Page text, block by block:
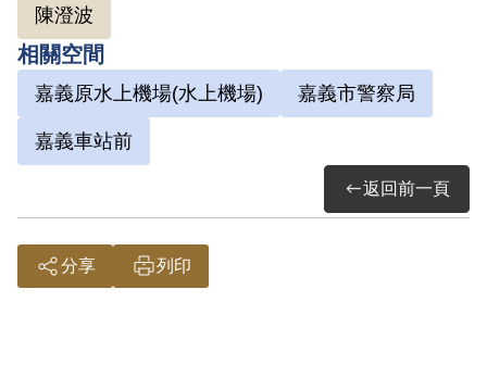
陳澄波
相關空間
嘉義原水上機場(水上機場) 嘉義市警察局
嘉義車站前
返回前一頁
分享 列印